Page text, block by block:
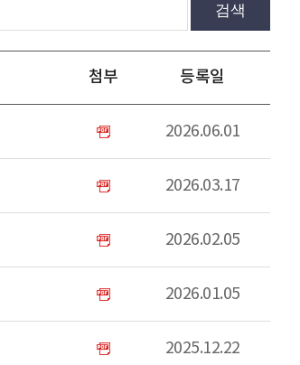
검색
첨부 등록일
2026.06.01
2026.03.17
2026.02.05
2026.01.05
2025.12.22